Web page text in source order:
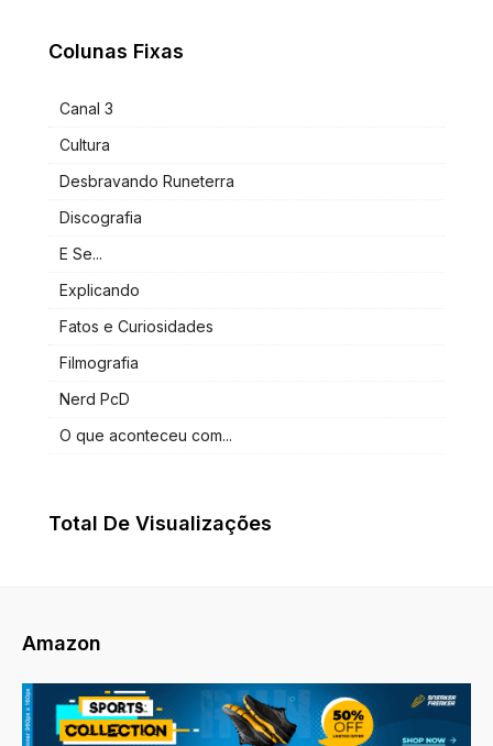
Colunas Fixas
Canal 3
Cultura
Desbravando Runeterra
Discografia
E Se...
Explicando
Fatos e Curiosidades
Filmografia
Nerd PcD
O que aconteceu com...
Total De Visualizações
Amazon